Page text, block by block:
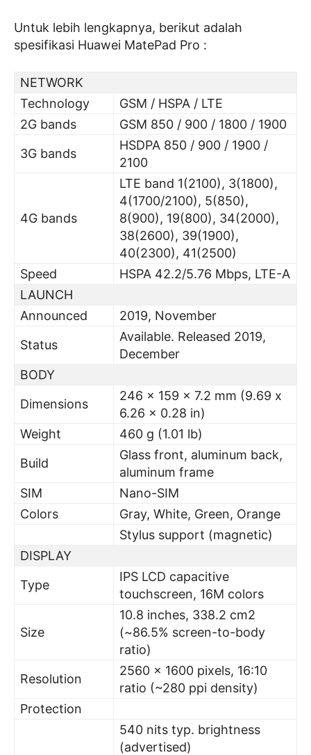
Untuk lebih lengkapnya, berikut adalah
spesifikasi Huawei MatePad Pro :
NETWORK
Technology
GSM / HSPA / LTE
2G bands
GSM 850 / 900 / 1800 / 1900
3G bands
HSDPA 850 / 900 / 1900 /
2100
4G bands
LTE band 1(2100), 3(1800),
4(1700/2100), 5(850),
8(900), 19(800), 34(2000),
38(2600), 39(1900),
40(2300), 41(2500)
Speed
HSPA 42.2/5.76 Mbps, LTE-A
LAUNCH
Announced
2019, November
Status
Available. Released 2019,
December
BODY
Dimensions
246 x 159 x 7.2 mm (9.69 x
6.26 x 0.28 in)
Weight
460 g (1.01 lb)
Build
Glass front, aluminum back,
aluminum frame
SIM
Nano-SIM
Colors
Gray, White, Green, Orange
Stylus support (magnetic)
DISPLAY
Type
IPS LCD capacitive
touchscreen, 16M colors
Size
10.8 inches, 338.2 cm2
(~86.5% screen-to-body
ratio)
Resolution
2560 x 1600 pixels, 16:10
ratio (~280 ppi density)
Protection
540 nits typ. brightness
(advertised)